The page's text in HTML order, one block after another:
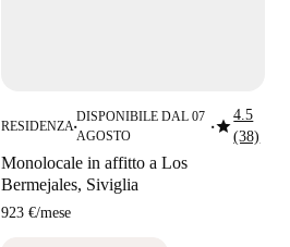
RESIDENZA■
DISPONIBILE DAL 07
AGOSTO
■star4.5
(38)
Monolocale in affitto a Los
Bermejales, Siviglia
923 €/mese